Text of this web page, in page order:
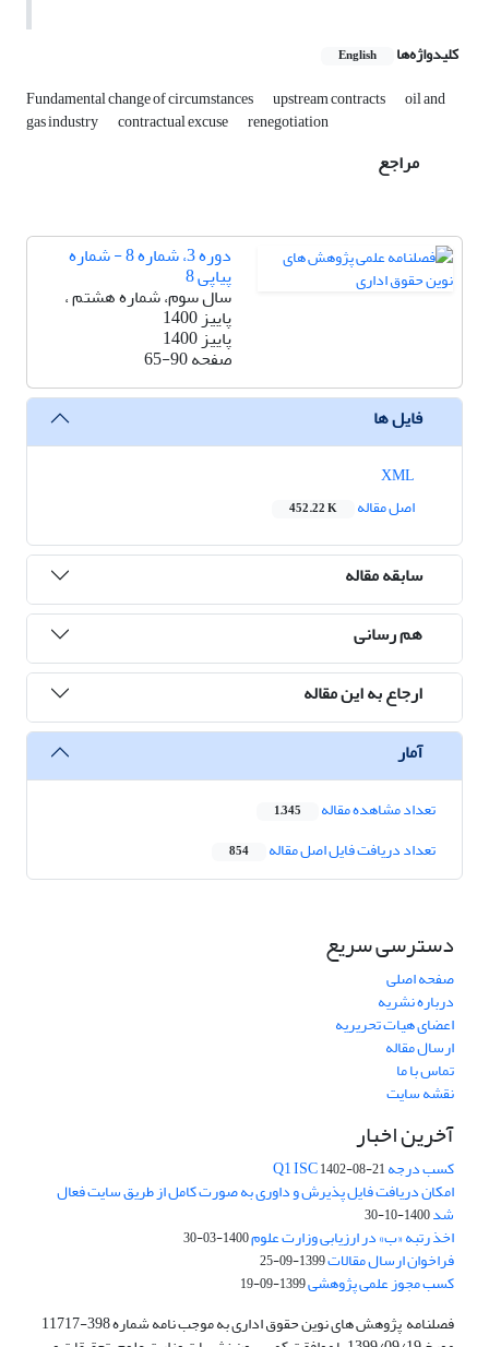
کلیدواژه‌ها English
Fundamental change of circumstances upstream contracts oil and
gas industry contractual excuse renegotiation
مراجع
دوره 3، شماره 8 - شماره
پیاپی 8
سال سوم، شماره هشتم ،
پاییز 1400
پاییز 1400
صفحه65-90
فایل ها
اصل مقاله
452.22 K
سابقه مقاله
هم رسانی
ارجاع به این مقاله
آمار
تعداد مشاهده مقاله 1,345
تعداد دریافت فایل اصل مقاله 854
دسترسی سریع
صفحه اصلی
درباره نشریه
اعضای هیات تحریریه
ارسال مقاله
تماس با ما
نقشه سایت
آخرین اخبار
کسب درجه Q1 ISC1402-08-21
امکان دریافت فایل پذیرش و داوری به صورت کامل از طریق سایت فعال
شد1400-10-30
اخذ رتبه «ب» در ارزیابی وزارت علوم1400-03-30
فراخوان ارسال مقالات1399-09-25
کسب مجوز علمی پژوهشی1399-09-19
فصلنامه پژوهش های نوین حقوق اداری به موجب نامه شماره 398-11717